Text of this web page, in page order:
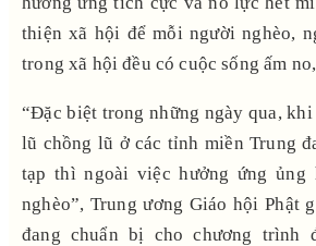
thiện xã hội để mỗi người nghèo,
trong xã hội đều có cuộc sống ấm
“Đặc biệt trong những ngày qua,
lũ chồng lũ ở các tỉnh miền Trung
tạp thì ngoài việc hưởng ứng ủng
nghèo”, Trung ương Giáo hội Phật
đang chuẩn bị cho chương trình